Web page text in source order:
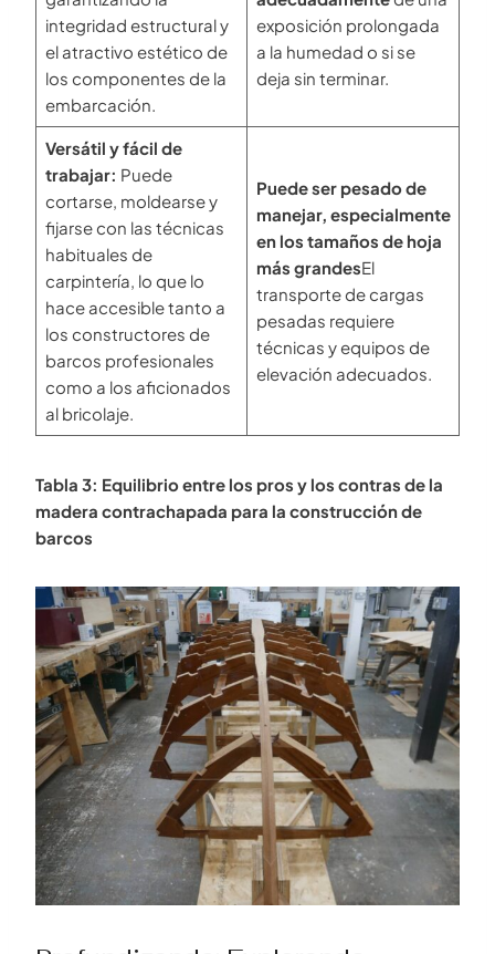
integridad estructural y
el atractivo estético de
los componentes de la
embarcación.
exposición prolongada
a la humedad o si se
deja sin terminar.
Versátil y fácil de
trabajar: Puede
cortarse, moldearse y
fijarse con las técnicas
habituales de
carpintería, lo que lo
hace accesible tanto a
los constructores de
barcos profesionales
como a los aficionados
al bricolaje.
Puede ser pesado de
manejar, especialmente
en los tamaños de hoja
más grandesEl
transporte de cargas
pesadas requiere
técnicas y equipos de
elevación adecuados.
Tabla 3: Equilibrio entre los pros y los contras de la
madera contrachapada para la construcción de
barcos